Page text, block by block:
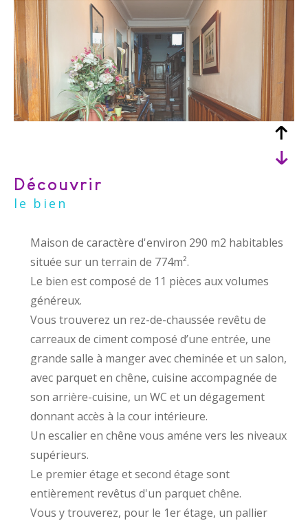
découvrir
le bien
Maison de caractère d'environ 290 m2 habitables
située sur un terrain de 774m².
Le bien est composé de 11 pièces aux volumes
généreux.
Vous trouverez un rez-de-chaussée revêtu de
carreaux de ciment composé d’une entrée, une
grande salle à manger avec cheminée et un salon,
avec parquet en chêne, cuisine accompagnée de
son arrière-cuisine, un WC et un dégagement
donnant accès à la cour intérieure.
Un escalier en chêne vous améne vers les niveaux
supérieurs.
Le premier étage et second étage sont
entièrement revêtus d'un parquet chêne.
Vous y trouverez, pour le 1er étage, un pallier